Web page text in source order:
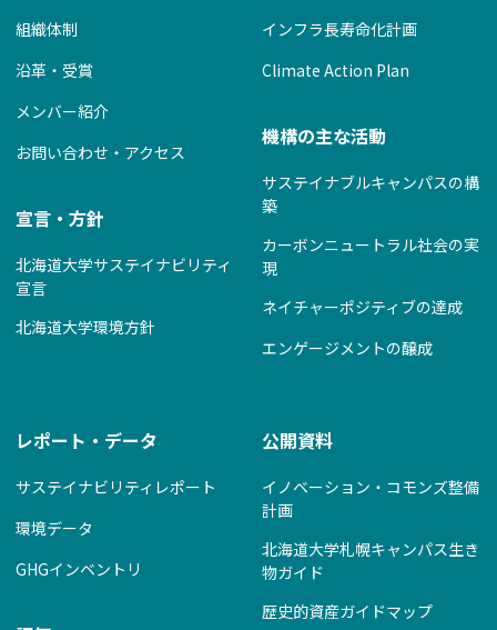
組織体制
沿革・受賞
メンバー紹介
お問い合わせ・アクセス
宣言・方針
北海道大学サステイナビリティ
宣言
北海道大学環境方針
インフラ長寿命化計画
Climate Action Plan
機構の主な活動
サステイナブルキャンパスの構
築
カーボンニュートラル社会の実
現
ネイチャーポジティブの達成
エンゲージメントの醸成
レポート・データ
サステイナビリティレポート
環境データ
GHGインベントリ
公開資料
イノベーション・コモンズ整備
計画
北海道大学札幌キャンパス生き
物ガイド
歴史的資産ガイドマップ